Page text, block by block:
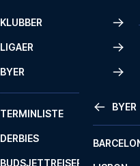
KLUBBER
LIGAER
BYER
BYER
TERMINLISTE
DERBIES
BUDSJETTREISER